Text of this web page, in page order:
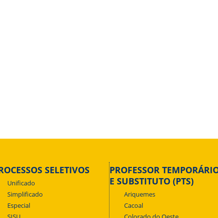
SELETIVOS
Unificado
Simplificado
Especial
PROFESSOR
E SUBSTITUTO (PTS)
Ariquemes
Cacoal